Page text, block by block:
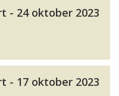
- 24 oktober 2023
- 17 oktober 2023